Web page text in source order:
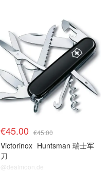
€45.00 €45.00
Victorinox Huntsman 瑞士军
刀
@dealmoon.de